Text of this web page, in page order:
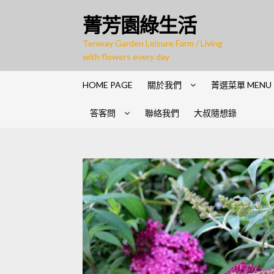
to
navigation
to
content
菁芳園綠生活
Tenway Garden Leisure Farm / Living
with flowers every day
HOME PAGE 關於我們 菁選菜單 MENU
答客問 聯絡我們 大叔隨想錄